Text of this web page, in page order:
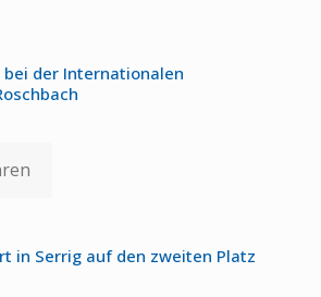
bei der Internationalen
in Serrig auf den zweiten Platz